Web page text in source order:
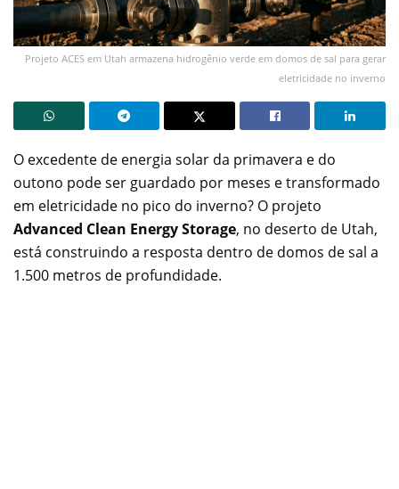
Projeto ACES em Utah armazena hidrogênio verde em domos de sal para gerar
eletricidade no inverno
O excedente de energia solar da primavera e do
outono pode ser guardado por meses e transformado
em eletricidade no pico do inverno? O projeto
Advanced Clean Energy Storage, no deserto de Utah,
está construindo a resposta dentro de domos de sal a
1.500 metros de profundidade.